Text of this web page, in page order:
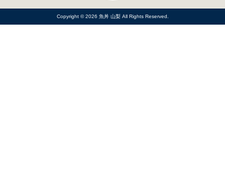
Copyright © 2026 魚丼 山梨 All Rights Reserved.